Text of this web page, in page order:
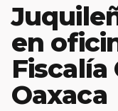
en
Fiscalía
Oaxaca